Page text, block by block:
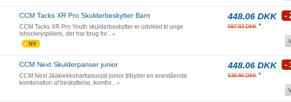
CCM Tacks XR Pro Skulderbeskytter Barn
CCM Tacks XR Pro Youth skulderbeskytter er udviklet til unge
ishockeyspillere, der har brug for...
NY
448.06 DKK
597.83 DKK *
-
CCM Next Skulderpanser junior
CCM Next Jääkiekkohartiasuojat junior tilbyder en enestående
kombination af beskyttelse, komfor...
448.06 DKK
538.86 DKK *
-